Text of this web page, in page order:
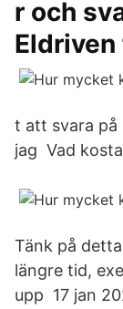
r och
t att svara på
jag Vad
Tänk på
längre tid,
upp 17 jan